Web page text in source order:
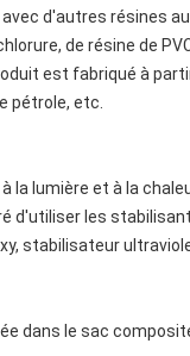
d'autres résines
de résine de
est fabriqué à
pétrole, etc.
la lumière et à la
d'utiliser les
stabilisateur
dans le sac